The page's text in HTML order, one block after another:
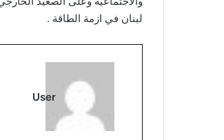
لبنان في ازمة الطاقة .
User